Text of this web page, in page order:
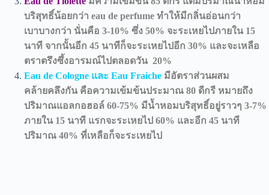
บริสุทธิ์น้อยกว่า eau de perfume ทำให้มีกลิ่นอ่อนกว่า
เบาบางกว่า นั่นคือ 3-10% ซึ่ง 50% จะระเหยไปภายใน 15
นาที จากนั้นอีก 45 นาทีก็จะระเหยไปอีก 30% และจะเหลือ
ตราตรึงซึ้งอารมณ์ไปตลอดวัน 20%
Eau de Cologne และ Eau Fraiche มีอัตราส่วนผสม
คล้ายคลึงกัน คือความเข้มข้นประมาณ 80 ดีกรี หมายถึง
ปริมาณแอลกอฮอล์ 60-75% มีน้ำหอมบริสุทธิ์อยู่ราวๆ 3-7%
ภายใน 15 นาที แรกจะระเหยไป 60% และอีก 45 นาที
ปริมาณ 40% ที่เหลือก็จะระเหยไป